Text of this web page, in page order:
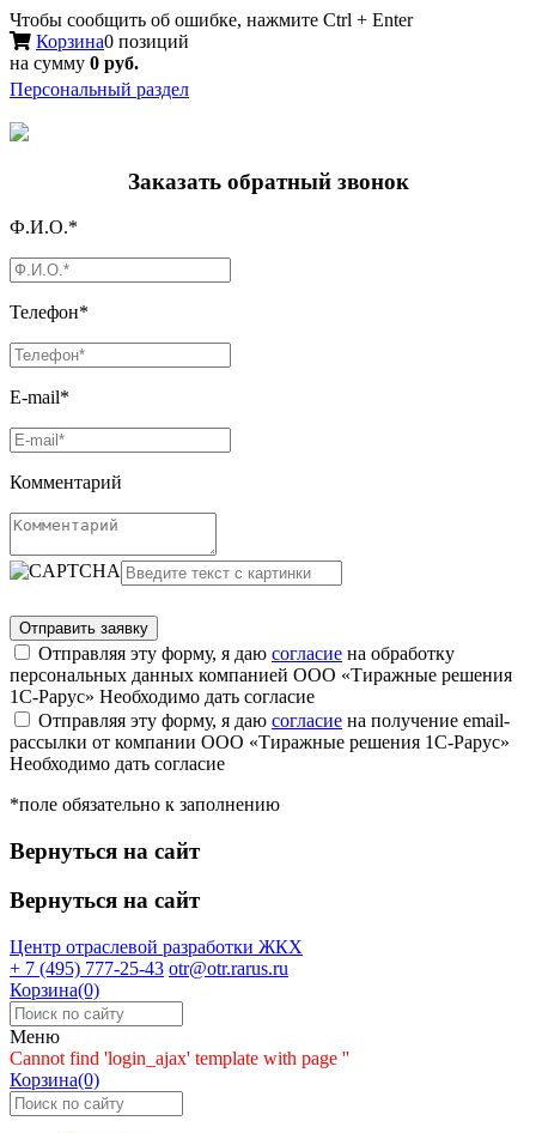
Чтобы сообщить об ошибке, нажмите Ctrl + Enter
Корзина0 позиций
на сумму 0 руб.
Персональный раздел
Заказать обратный звонок
Ф.И.О.*
Телефон*
E-mail*
Комментарий
Отправляя эту форму, я даю согласие на обработку
персональных данных компанией ООО «Тиражные решения
1С-Рарус» Необходимо дать согласие
Отправляя эту форму, я даю согласие на получение email-
рассылки от компании ООО «Тиражные решения 1С-Рарус»
Необходимо дать согласие
*поле обязательно к заполнению
Вернуться на сайт
Вернуться на сайт
Центр отраслевой разработки ЖКХ
+ 7 (495) 777-25-43 otr@otr.rarus.ru
Корзина(0)
Меню
Cannot find 'login_ajax' template with page ''
Корзина(0)